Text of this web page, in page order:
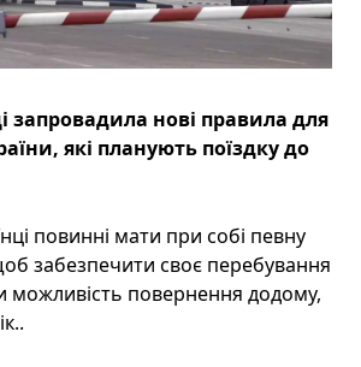
запровадила нові правила для
які планують поїздку до
повинні мати при собі певну
забезпечити своє перебування
можливість повернення додому,